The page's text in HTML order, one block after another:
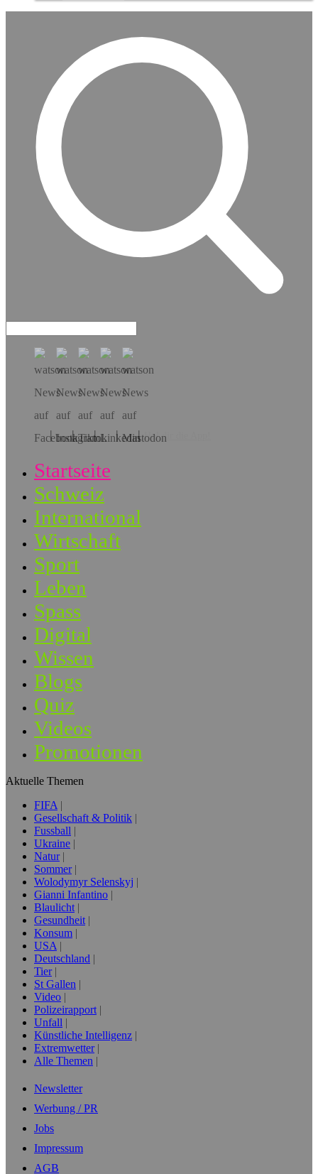
Hol dir die App!
Startseite
Schweiz
International
Wirtschaft
Sport
Leben
Spass
Digital
Wissen
Blogs
Quiz
Videos
Promotionen
Aktuelle Themen
FIFA
Gesellschaft & Politik
Fussball
Ukraine
Natur
Sommer
Wolodymyr Selenskyj
Gianni Infantino
Blaulicht
Gesundheit
Konsum
USA
Deutschland
Tier
St Gallen
Video
Polizeirapport
Unfall
Künstliche Intelligenz
Extremwetter
Alle Themen
Newsletter
Werbung / PR
Jobs
Impressum
AGB